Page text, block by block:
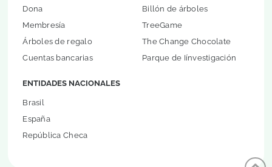
Dona
Membresía
Árboles de regalo
Cuentas bancarias
Billón de árboles
TreeGame
The Change Chocolate
Parque de Iínvestigación
ENTIDADES NACIONALES
Brasil
España
República Checa